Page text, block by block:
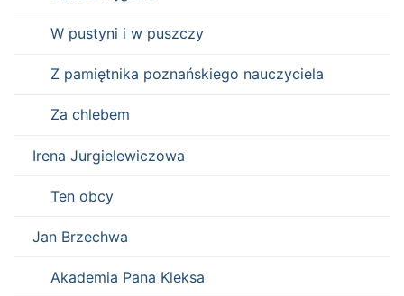
W pustyni i w puszczy
Z pamiętnika poznańskiego nauczyciela
Za chlebem
Irena Jurgielewiczowa
Ten obcy
Jan Brzechwa
Akademia Pana Kleksa